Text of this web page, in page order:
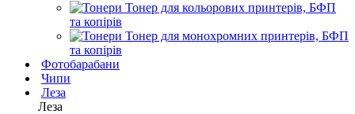
Тонер для кольорових принтерів, БФП
та копірів
Тонер для монохромних принтерів, БФП
та копірів
Фотобарабани
Чипи
Леза
Леза